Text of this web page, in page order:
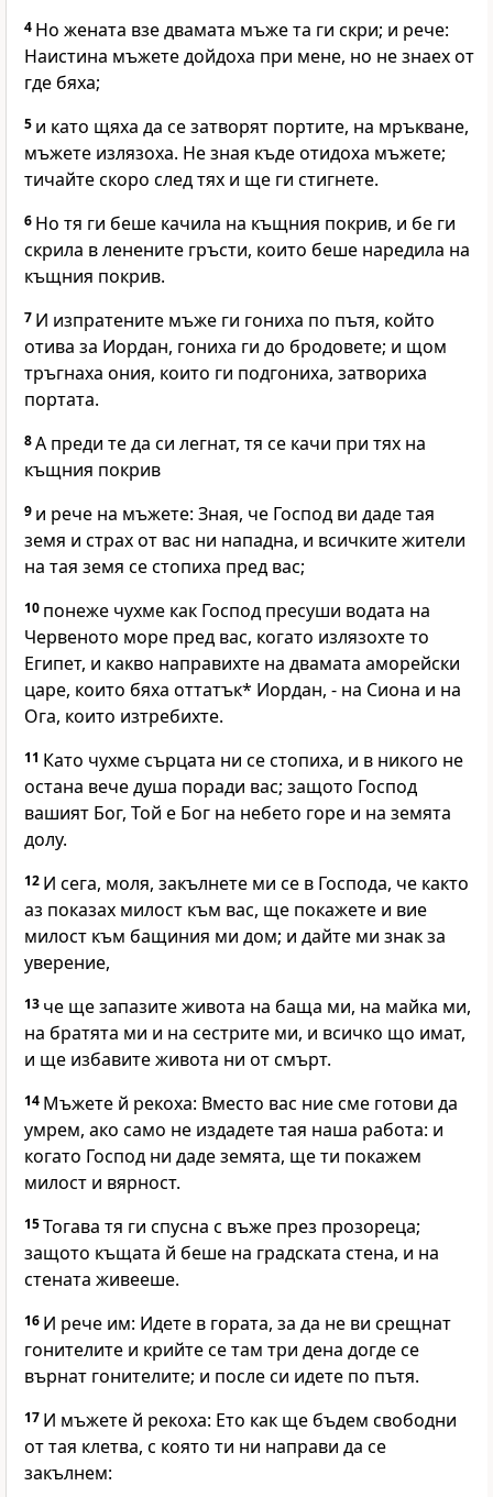
4 Но жената взе двамата мъже та ги скри; и рече:
Наистина мъжете дойдоха при мене, но не знаех от
где бяха;
5 и като щяха да се затворят портите, на мръкване,
мъжете излязоха. Не зная къде отидоха мъжете;
тичайте скоро след тях и ще ги стигнете.
6 Но тя ги беше качила на къщния покрив, и бе ги
скрила в ленените гръсти, които беше наредила на
къщния покрив.
7 И изпратените мъже ги гониха по пътя, който
отива за Иордан, гониха ги до бродовете; и щом
тръгнаха ония, които ги подгониха, затвориха
портата.
8А преди те да си легнат, тя се качи при тях на
къщния покрив
9 и рече на мъжете: Зная, че Господ ви даде тая
земя и страх от вас ни нападна, и всичките жители
на тая земя се стопиха пред вас;
10 понеже чухме как Господ пресуши водата на
Червеното море пред вас, когато излязохте то
Египет, и какво направихте на двамата аморейски
царе, които бяха оттатък* Иордан, - на Сиона и на
Ога, които изтребихте.
11 Като чухме сърцата ни се стопиха, и в никого не
остана вече душа поради вас; защото Господ
вашият Бог, Той е Бог на небето горе и на земята
долу.
12 И сега, моля, закълнете ми се в Господа, че както
аз показах милост към вас, ще покажете и вие
милост към бащиния ми дом; и дайте ми знак за
уверение,
13 че ще запазите живота на баща ми, на майка ми,
на братята ми и на сестрите ми, и всичко що имат,
и ще избавите живота ни от смърт.
14 Мъжете й рекоха: Вместо вас ние сме готови да
умрем, ако само не издадете тая наша работа: и
когато Господ ни даде земята, ще ти покажем
милост и вярност.
15Тогава тя ги спусна с въже през прозореца;
защото къщата й беше на градската стена, и на
стената живееше.
16 И рече им: Идете в гората, за да не ви срещнат
гонителите и крийте се там три дена догде се
върнат гонителите; и после си идете по пътя.
17 И мъжете й рекоха: Ето как ще бъдем свободни
от тая клетва, с която ти ни направи да се
закълнем: